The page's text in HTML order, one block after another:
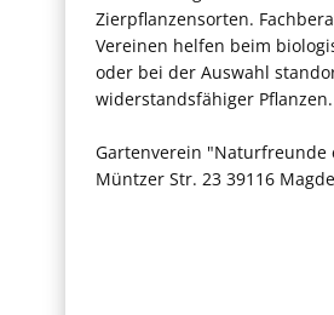
Zierpflanzensorten.
Vereinen helfen beim
oder bei der Auswahl
widerstandsfähiger Pflanzen.
Gartenverein "Naturfreunde
Müntzer Str. 23 39116